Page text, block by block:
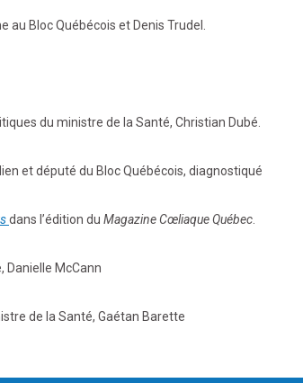
Bloc Québécois et Denis Trudel.
du ministre de la Santé, Christian Dubé.
et député du Bloc Québécois, diagnostiqué
dans l’édition du Magazine Cœliaque Québec
Danielle McCann
de la Santé, Gaétan Barette